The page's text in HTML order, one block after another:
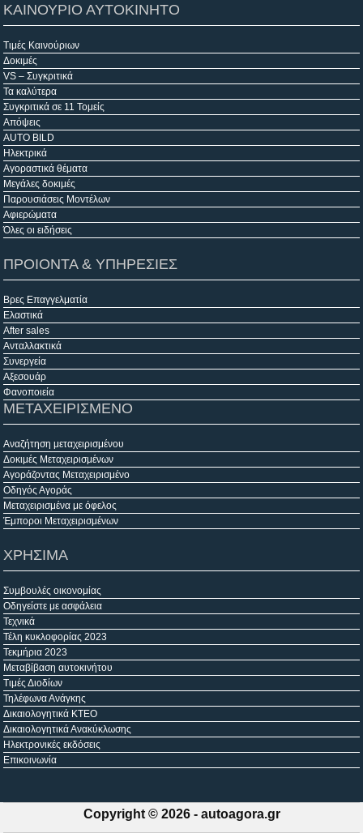
ΚΑΙΝΟΥΡΙΟ ΑΥΤΟΚΙΝΗΤΟ
Τιμές Καινούριων
Δοκιμές
VS – Συγκριτικά
Τα καλύτερα
Συγκριτικά σε 11 Τομείς
Απόψεις
AUTO BILD
Ηλεκτρικά
Αγοραστικά θέματα
Μεγάλες δοκιμές
Παρουσιάσεις Μοντέλων
Αφιερώματα
Όλες οι ειδήσεις
ΠΡΟΙΟΝΤΑ & ΥΠΗΡΕΣΙΕΣ
Βρες Επαγγελματία
Ελαστικά
After sales
Ανταλλακτικά
Συνεργεία
Αξεσουάρ
Φανοποιεία
ΜΕΤΑΧΕΙΡΙΣΜΕΝΟ
Αναζήτηση μεταχειρισμένου
Δοκιμές Μεταχειρισμένων
Αγοράζοντας Μεταχειρισμένο
Οδηγός Αγοράς
Μεταχειρισμένα με όφελος
Έμποροι Μεταχειρισμένων
ΧΡΗΣΙΜΑ
Συμβουλές οικονομίας
Οδηγείστε με ασφάλεια
Τεχνικά
Τέλη κυκλοφορίας 2023
Τεκμήρια 2023
Μεταβίβαση αυτοκινήτου
Τιμές Διοδίων
Τηλέφωνα Ανάγκης
Δικαιολογητικά ΚΤΕΟ
Δικαιολογητικά Ανακύκλωσης
Ηλεκτρονικές εκδόσεις
Επικοινωνία
Copyright © 2026 - autoagora.gr